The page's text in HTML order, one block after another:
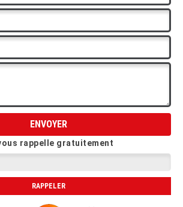
rappelle gratuitement